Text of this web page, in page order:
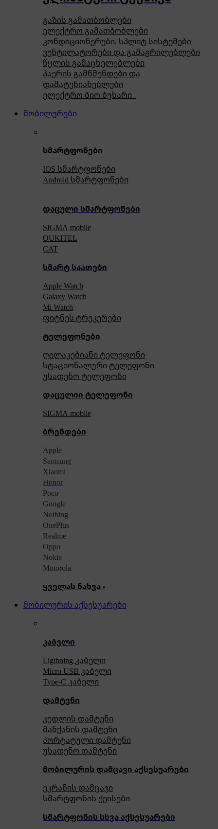
გაზის გამათბობლები
ელექტრო გამათბობლები
კონდიციონერები, სპლიტ სისტემები
ვენტილატორები და გამაგრილებლები
წყლის გამაცხელებლები
ჰაერის გამწმენდები და
დამატენიანებლები
ელექტრო ბიო ბუხარი
მობილურები
სმარტფონები
IOS სმარტფონები
Android სმარტფონები
დაცული სმარტფონები
SIGMA mobile
OUKITEL
CAT
სმარტ საათები
Apple Watch
Galaxy Watch
Mi Watch
ფიტნეს ტრეკერები
ტელეფონები
ღილაკებიანი ტელეფონი
სტაციონალური ტელეფონი
უსადენო ტელეფონი
დაცულიი ტელეფონი
SIGMA mobile
ბრენდები
Apple
Samsung
Xiaomi
Honor
Poco
Google
Nothing
OnePlus
Realme
Oppo
Nokia
Motorola
ყველას ნახვა -
მობილურის აქსესუარები
კაბელი
Ligthning კაბელი
Micro USB კაბელი
Type-C კაბელი
დამტენი
კედლის დამტენი
მანქანის დამტენი
პორტატული დამტენი
უსადენო დამტენი
მობილურის დამცავი აქსესუარები
ეკრანის დამცავი
სმარტფონის ქეისები
სმარტფონის სხვა აქსესუარები